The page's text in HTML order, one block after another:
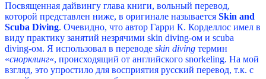
Посвященная дайвингу глава книги, вольный перевод,
которой представлен ниже, в оригинале называется Skin and
Scuba Diving. Очевидно, что автор Гарри К. Корделлос имел в
виду практику занятий незрячими skin diving-ом и scuba
diving-ом. Я использовал в переводе skin diving термин
«снорклинг«, происходящий от английского snorkeling. На мой
взгляд, это упростило для восприятия русский перевод, т.к. с